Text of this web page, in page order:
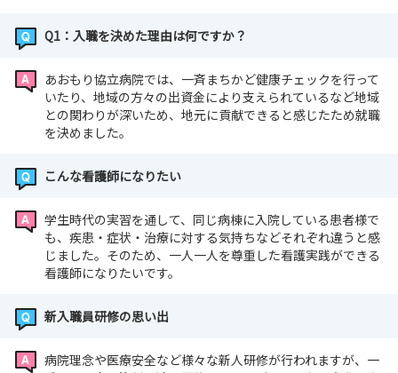
Q1：入職を決めた理由は何ですか？
あおもり協立病院では、一斉まちかど健康チェックを行って
いたり、地域の方々の出資金により支えられているなど地域
との関わりが深いため、地元に貢献できると感じたため就職
を決めました。
こんな看護師になりたい
学生時代の実習を通して、同じ病棟に入院している患者様で
も、疾患・症状・治療に対する気持ちなどそれぞれ違うと感
じました。そのため、一人一人を尊重した看護実践ができる
看護師になりたいです。
新入職員研修の思い出
病院理念や医療安全など様々な新人研修が行われますが、一